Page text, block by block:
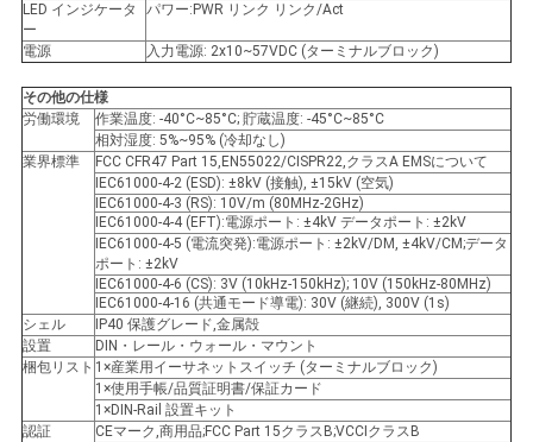
ポ
リ
シ
ー
LED インジケータ
ー
パワー:PWR リンク リンク/Act
電源 入力電源: 2x10~57VDC (ターミナルブロック)
その他の仕様
労働環境
作業温度: -40°C~85°C; 貯蔵温度: -45°C~85°C
相対湿度: 5%~95% (冷却なし)
業界標準
FCC CFR47 Part 15,EN55022/CISPR22,クラスA EMSについて
IEC61000-4-2 (ESD): ±8kV (接触), ±15kV (空気)
IEC61000-4-3 (RS): 10V/m (80MHz-2GHz)
IEC61000-4-4 (EFT):電源ポート: ±4kV データポート: ±2kV
IEC61000-4-5 (電流突発):電源ポート: ±2kV/DM, ±4kV/CM;データ
ポート: ±2kV
IEC61000-4-6 (CS): 3V (10kHz-150kHz); 10V (150kHz-80MHz)
IEC61000-4-16 (共通モード導電): 30V (継続), 300V (1s)
シェル
IP40 保護グレード,金属殻
設置
DIN・レール・ウォール・マウント
梱包リスト 1×産業用イーサネットスイッチ (ターミナルブロック)
1×使用手帳/品質証明書/保証カード
1×DIN-Rail 設置キット
認証
CEマーク,商用品;FCC Part 15クラスB;VCCIクラスB